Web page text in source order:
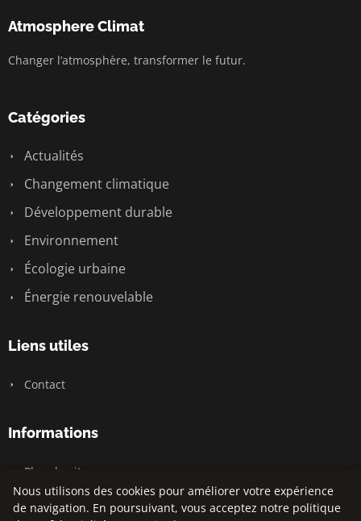
Atmosphere Climat
Changer l’atmosphère, transformer le futur.
Catégories
Actualités
Changement climatique
Développement durable
Environnement
Écologie urbaine
Énergie renouvelable
Liens utiles
Contact
Informations
Plan du site
Nous utilisons des cookies pour améliorer votre expérience
de navigation. En poursuivant, vous acceptez notre politique